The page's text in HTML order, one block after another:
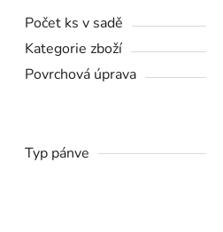
Počet ks v sadě
Kategorie zboží
Povrchová úprava
Typ pánve